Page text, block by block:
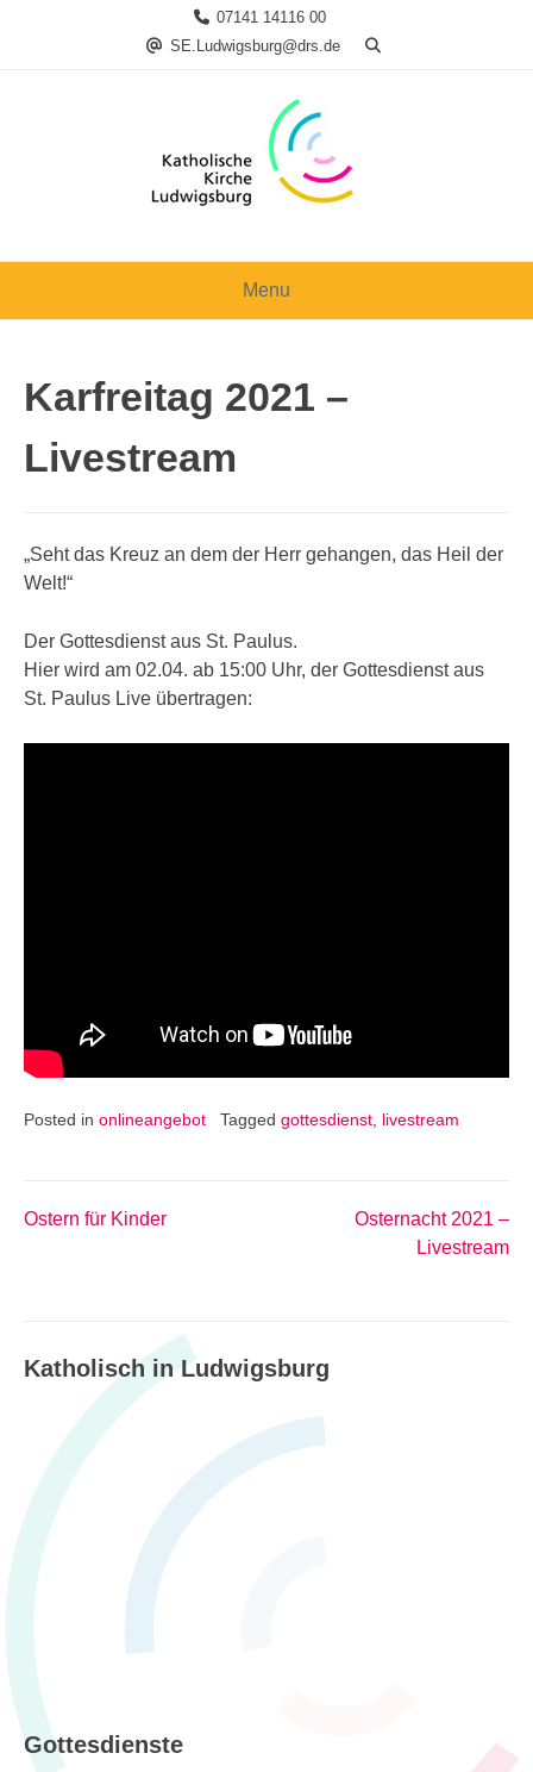
07141 14116 00
SE.Ludwigsburg@drs.de
Menu
Karfreitag 2021 –
Livestream
„Seht das Kreuz an dem der Herr gehangen, das Heil der
Welt!“
Der Gottesdienst aus St. Paulus.
Hier wird am 02.04. ab 15:00 Uhr, der Gottesdienst aus
St. Paulus Live übertragen:
Posted in onlineangebot Tagged gottesdienst, livestream
Beitragsnavigation
Ostern für Kinder
Osternacht 2021 –
Livestream
Katholisch in Ludwigsburg
Katholisch in Ludwigsburg –
Ausgabe 08_09/2026
Gottesdienste